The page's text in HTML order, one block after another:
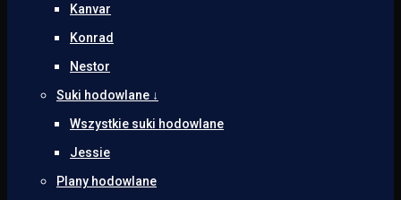
Kanvar
Konrad
Nestor
Suki hodowlane ↓
Wszystkie suki hodowlane
Jessie
Plany hodowlane